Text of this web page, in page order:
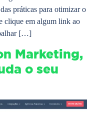
práticas para otimizar o
clique em algum link ao
[…]
Marketing,
o seu